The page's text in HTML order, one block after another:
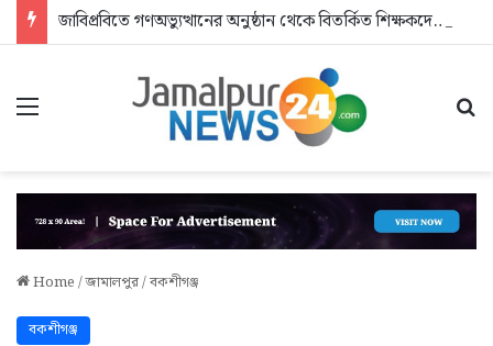
জাবিপ্রবিতে গণঅভ্যুত্থানের অনুষ্ঠান থেকে বিতর্কিত শিক্ষকদের বের করে দিলেন এমপি
Menu
Home/জামালপুর/বকশীগঞ্জ
বকশীগঞ্জ